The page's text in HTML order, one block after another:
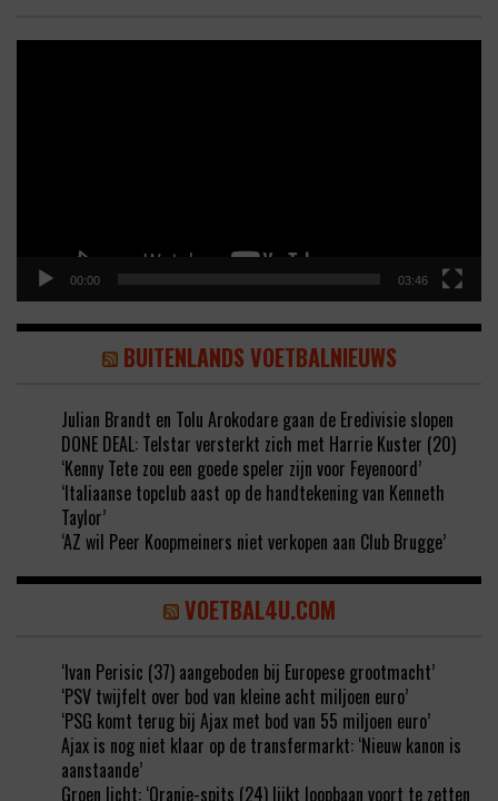
00:00 03:46
BUITENLANDS VOETBALNIEUWS
Julian Brandt en Tolu Arokodare gaan de Eredivisie slopen
DONE DEAL: Telstar versterkt zich met Harrie Kuster (20)
‘Kenny Tete zou een goede speler zijn voor Feyenoord’
‘Italiaanse topclub aast op de handtekening van Kenneth
Taylor’
‘AZ wil Peer Koopmeiners niet verkopen aan Club Brugge’
VOETBAL4U.COM
‘Ivan Perisic (37) aangeboden bij Europese grootmacht’
‘PSV twijfelt over bod van kleine acht miljoen euro’
‘PSG komt terug bij Ajax met bod van 55 miljoen euro’
Ajax is nog niet klaar op de transfermarkt: ‘Nieuw kanon is
aanstaande’
Groen licht: ‘Oranje-spits (24) lijkt loopbaan voort te zetten